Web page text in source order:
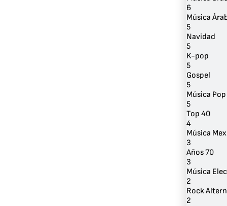
6
Música
5
Navidad
5
K-pop
5
Gospel
5
Música Pop
5
Top 40
4
Música
3
Años 70
3
Música
2
Rock
2